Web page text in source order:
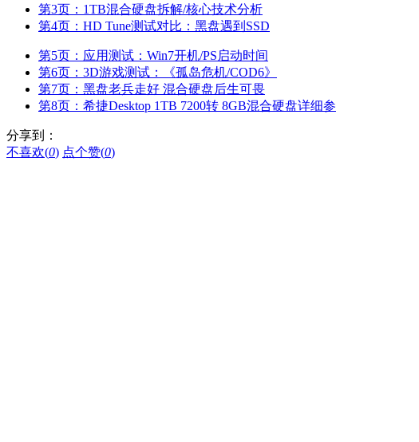
第3页：1TB混合硬盘拆解/核心技术分析
第4页：HD Tune测试对比：黑盘遇到SSD
第5页：应用测试：Win7开机/PS启动时间
第6页：3D游戏测试：《孤岛危机/COD6》
第7页：黑盘老兵走好 混合硬盘后生可畏
第8页：希捷Desktop 1TB 7200转 8GB混合硬盘详细参
分享到：
不喜欢(0) 点个赞(0)